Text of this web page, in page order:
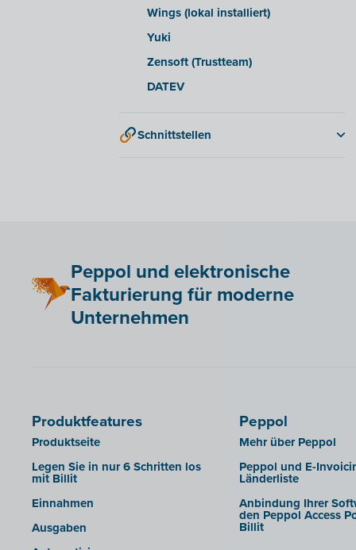
Wings (lokal installiert)
Yuki
Zensoft (Trustteam)
DATEV
Schnittstellen
Peppol und elektronische
Fakturierung für moderne
Unternehmen
Produktfeatures
Produktseite
Legen Sie in nur 6 Schritten los
mit Billit
Einnahmen
Ausgaben
Peppol
Mehr über Peppol
Peppol und E-
Länderliste
Anbindung Ihrer
den Peppol Access
Billit